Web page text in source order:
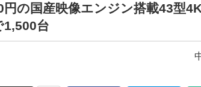
の国産映像エンジン搭載43型
1,500台